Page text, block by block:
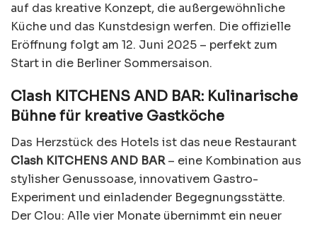
auf das kreative Konzept, die außergewöhnliche
Küche und das Kunstdesign werfen. Die offizielle
Eröffnung folgt am 12. Juni 2025 – perfekt zum
Start in die Berliner Sommersaison.
Clash KITCHENS AND BAR: Kulinarische
Bühne für kreative Gastköche
Das Herzstück des Hotels ist das neue Restaurant
Clash KITCHENS AND BAR– eine Kombination aus
stylisher Genussoase, innovativem Gastro-
Experiment und einladender Begegnungsstätte.
Der Clou: Alle vier Monate übernimmt ein neuer